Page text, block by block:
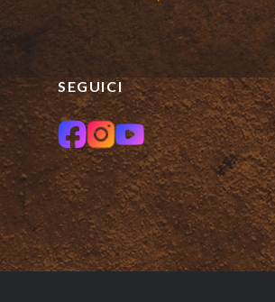
SEGUICI